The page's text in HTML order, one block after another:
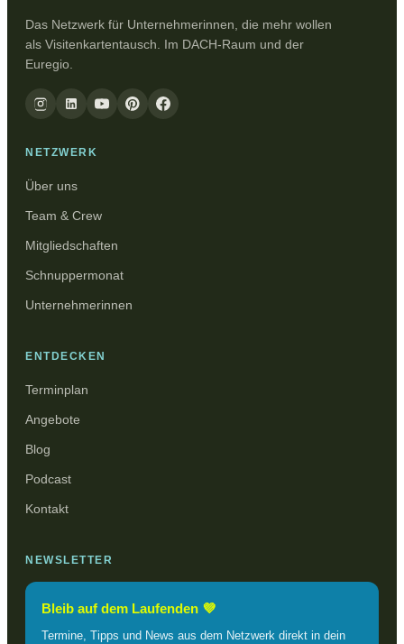
Das Netzwerk für Unternehmerinnen, die mehr wollen
als Visitenkartentausch. Im DACH-Raum und der
Euregio.
NETZWERK
Über uns
Team & Crew
Mitgliedschaften
Schnuppermonat
Unternehmerinnen
ENTDECKEN
Terminplan
Angebote
Blog
Podcast
Kontakt
NEWSLETTER
Bleib auf dem Laufenden 💜
Termine, Tipps und News aus dem Netzwerk direkt in dein